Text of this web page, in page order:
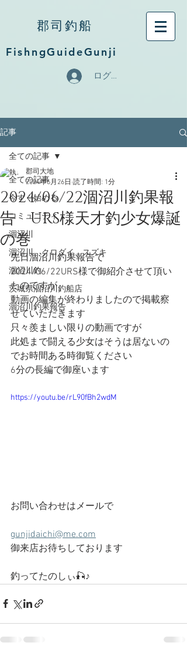
郡司釣船
FishngGuideGunji
ログイン
記事
全ての記事
今すぐ始める
コミュニティ
涸沼川
涸沼川、クロダイ、スズキ
涸沼川釣
茨城県涸沼川釣船店
涸沼川釣果報告
全ての記事
2024/06/22涸沼川釣果報
告 URS様天才釣少女爆誕
の巻
郡司大地
2024年6月26日 読了時間: 1分
先日涸沼川釣果報告で
2024/06/22URS様で御紹介させて頂い
たのですが
動画の編集が終わりましたので掲載察
せていただきます
只々羨ましい限りの動画ですが
此処まで闘える少女はそうは居ないの
でお時間ある時御覧ください
6分の長編で御座います
https://youtu.be/rL90fBh2wdM
お問い合わせはメールで
gunjidaichi@me.com
御来店お待ちしております
釣ってたのしぃ🎣♪